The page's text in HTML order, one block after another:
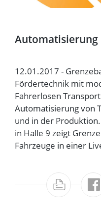
12.01.2017 -
Fördertechnik mit
Fahrerlosen
Automatisierung von
und in der
in Halle 9 zeigt
Fahrzeuge in einer